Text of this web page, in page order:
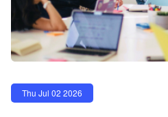
Thu Jul 02 2026